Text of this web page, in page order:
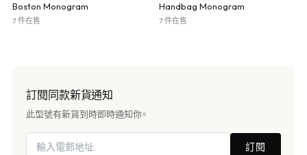
Boston Monogram
7 件在售
Handbag Monogram
7 件在售
訂閱同款新貨通知
此型號有新貨到時即時通知你。
訂閱